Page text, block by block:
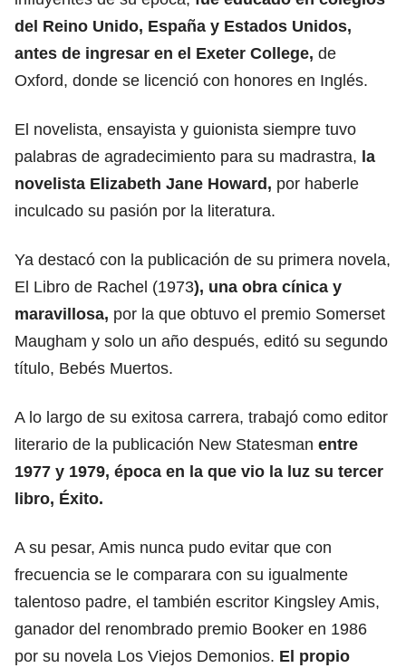
del Reino Unido, España y Estados Unidos,
antes de ingresar en el Exeter College, de
Oxford, donde se licenció con honores en Inglés.
El novelista, ensayista y guionista siempre tuvo
palabras de agradecimiento para su madrastra, la
novelista Elizabeth Jane Howard, por haberle
inculcado su pasión por la literatura.
Ya destacó con la publicación de su primera novela,
El Libro de Rachel (1973), una obra cínica y
maravillosa, por la que obtuvo el premio Somerset
Maugham y solo un año después, editó su segundo
título, Bebés Muertos.
A lo largo de su exitosa carrera, trabajó como editor
literario de la publicación New Statesman entre
1977 y 1979, época en la que vio la luz su tercer
libro, Éxito.
A su pesar, Amis nunca pudo evitar que con
frecuencia se le comparara con su igualmente
talentoso padre, el también escritor Kingsley Amis,
ganador del renombrado premio Booker en 1986
por su novela Los Viejos Demonios. El propio